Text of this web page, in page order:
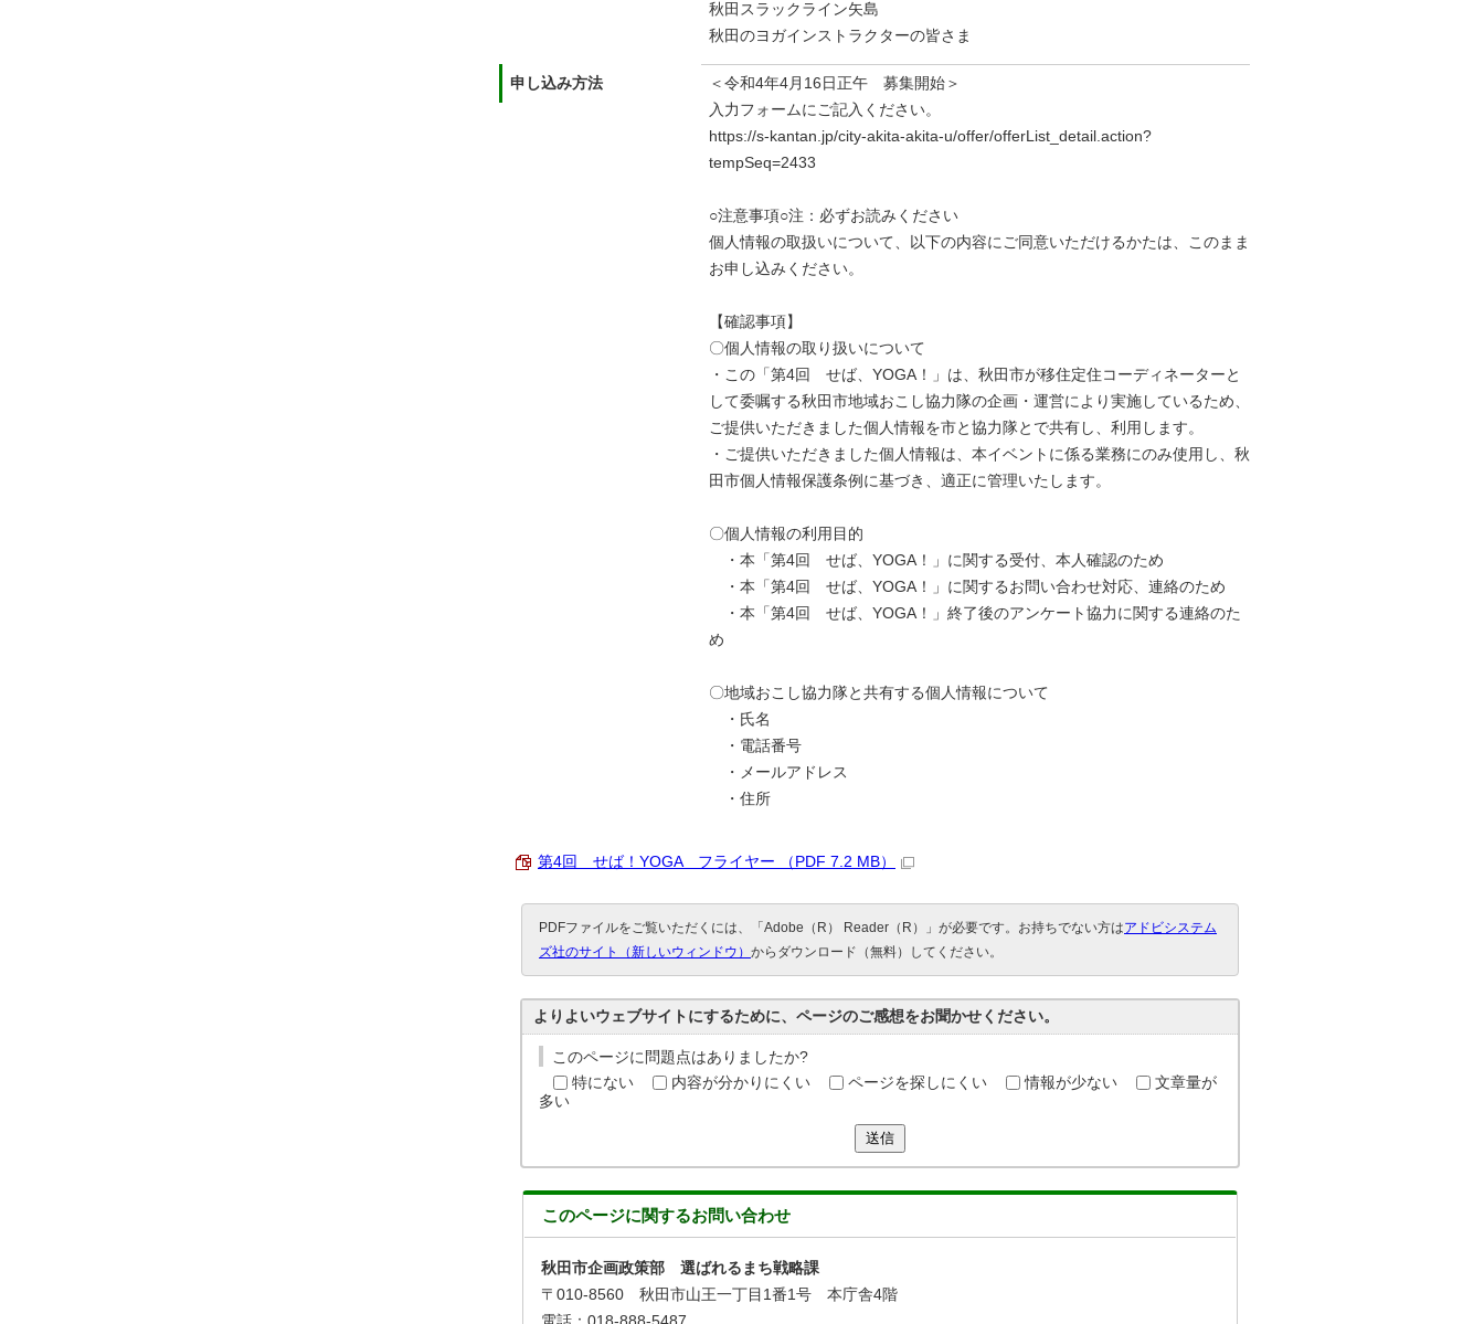
秋田スラックライン矢島
秋田のヨガインストラクターの皆さま
申し込み方法
＜令和4年4月16日正午 募集開始＞
入力フォームにご記入ください。
https://s-kantan.jp/city-akita-akita-u/offer/offerList_detail.action?
tempSeq=2433
○注意事項○注：必ずお読みください
個人情報の取扱いについて、以下の内容にご同意いただけるかたは、このまま
お申し込みください。
【確認事項】
〇個人情報の取り扱いについて
・この「第4回 せば、YOGA！」は、秋田市が移住定住コーディネーターと
して委嘱する秋田市地域おこし協力隊の企画・運営により実施しているため、
ご提供いただきました個人情報を市と協力隊とで共有し、利用します。
・ご提供いただきました個人情報は、本イベントに係る業務にのみ使用し、秋
田市個人情報保護条例に基づき、適正に管理いたします。
〇個人情報の利用目的
・本「第4回 せば、YOGA！」に関する受付、本人確認のため
・本「第4回 せば、YOGA！」に関するお問い合わせ対応、連絡のため
・本「第4回 せば、YOGA！」終了後のアンケート協力に関する連絡のた
め
〇地域おこし協力隊と共有する個人情報について
・氏名
・電話番号
・メールアドレス
・住所
第4回 せば！YOGA フライヤー （PDF 7.2 MB）
PDFファイルをご覧いただくには、「Adobe（R） Reader（R）」が必要です。お持ちでない方はアドビシステム
ズ社のサイト（新しいウィンドウ） からダウンロード（無料）してください。
よりよいウェブサイトにするために、ページのご感想をお聞かせください。
このページに問題点はありましたか?
特にない
内容が分かりにくい ページを探しにくい 情報が少ない
文章量が
多い
送信
このページに関するお問い合わせ
秋田市企画政策部 選ばれるまち戦略課
〒010-8560 秋田市山王一丁目1番1号 本庁舎4階